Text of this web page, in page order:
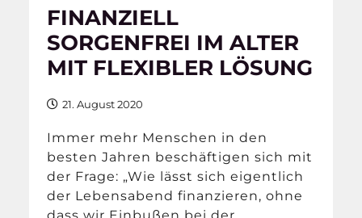
FINANZIELL
SORGENFREI IM ALTER
MIT FLEXIBLER LÖSUNG
21. August 2020
Immer mehr Menschen in den
besten Jahren beschäftigen sich mit
der Frage: „Wie lässt sich eigentlich
der Lebensabend finanzieren, ohne